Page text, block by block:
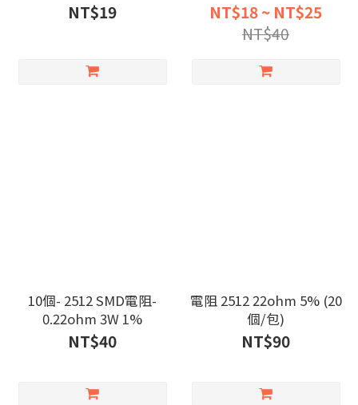
NT$19
NT$18 ~ NT$25
NT$40
10個- 2512 SMD電阻-
0.22ohm 3W 1%
NT$40
電阻 2512 22ohm 5% (20
個/包)
NT$90